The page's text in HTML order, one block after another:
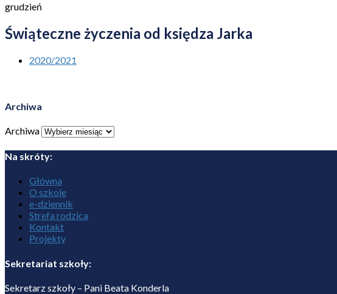
grudzień
Świąteczne życzenia od księdza Jarka
2020/2021
Archiwa
Archiwa
Na skróty:
Główna
O szkole
e-dziennik
Strefa rodzica
Kontakt
Projekty
Sekretariat szkoły:
Sekretarz szkoły – Pani Beata Konderla